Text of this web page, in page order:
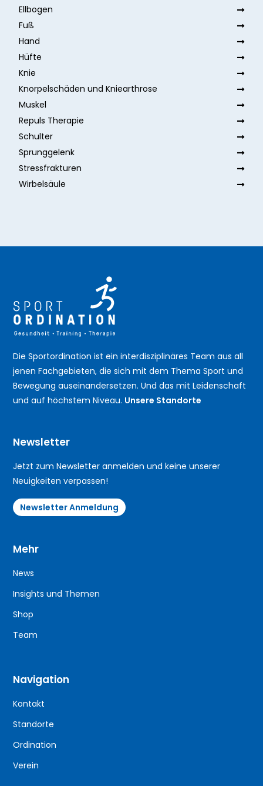
Ellbogen
Fuß
Hand
Hüfte
Knie
Knorpelschäden und Kniearthrose
Muskel
Repuls Therapie
Schulter
Sprunggelenk
Stressfrakturen
Wirbelsäule
Die Sportordination ist ein interdisziplinäres Team aus all
jenen Fachgebieten, die sich mit dem Thema Sport und
Bewegung auseinandersetzen. Und das mit Leidenschaft
und auf höchstem Niveau. Unsere Standorte
Newsletter
Jetzt zum Newsletter anmelden und keine unserer
Neuigkeiten verpassen!
Newsletter Anmeldung
Mehr
News
Insights und Themen
Shop
Team
Navigation
Kontakt
Standorte
Ordination
Verein